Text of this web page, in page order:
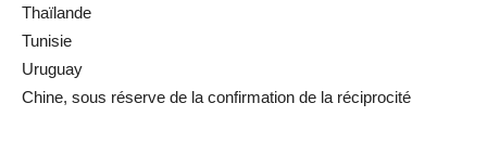
Thaïlande
Tunisie
Uruguay
Chine, sous réserve de la confirmation de la réciprocité